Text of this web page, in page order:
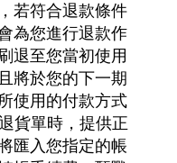
若符合退款條件
為您進行退款作
退至您當初使用
將於您的下一期
使用的付款方式
貨單時，提供正
匯入您指定的帳